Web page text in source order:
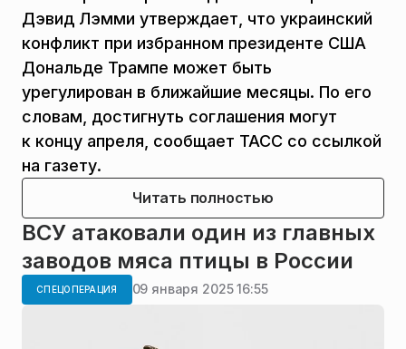
Дэвид Лэмми утверждает, что украинский
конфликт при избранном президенте США
Дональде Трампе может быть
урегулирован в ближайшие месяцы. По его
словам, достигнуть соглашения могут
к концу апреля, сообщает ТАСС со ссылкой
на газету.
Читать полностью
ВСУ атаковали один из главных
заводов мяса птицы в России
СПЕЦОПЕРАЦИЯ 09 января 2025 16:55